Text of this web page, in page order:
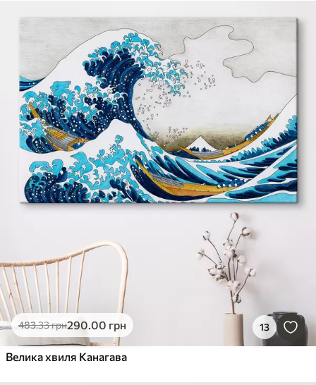
Прямокутна
Картини Пляжі та моря
Найпопулярніші
Очистити фільтр
483.33грн290.00 грн 13
Велика хвиля Канагава